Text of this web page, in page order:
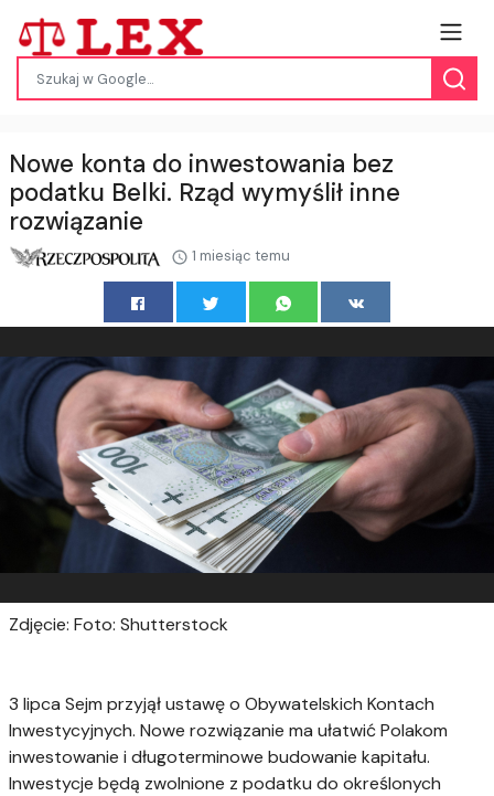
Nowe konta do inwestowania bez
podatku Belki. Rząd wymyślił inne
rozwiązanie
1 miesiąc temu
Zdjęcie: Foto: Shutterstock
3 lipca Sejm przyjął ustawę o Obywatelskich Kontach
Inwestycyjnych. Nowe rozwiązanie ma ułatwić Polakom
inwestowanie i długoterminowe budowanie kapitału.
Inwestycje będą zwolnione z podatku do określonych